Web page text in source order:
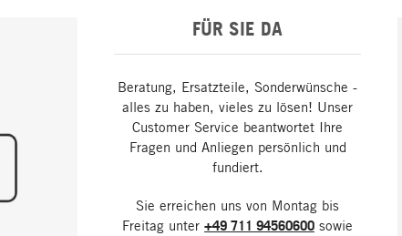
FÜR SIE DA
Beratung, Ersatzteile, Sonderwünsche -
alles zu haben, vieles zu lösen! Unser
Customer Service beantwortet Ihre
Fragen und Anliegen persönlich und
fundiert.
Sie erreichen uns von Montag bis
Freitag unter +49 711 94560600 sowie